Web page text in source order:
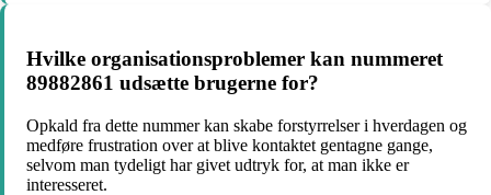
Hvilke organisationsproblemer kan nummeret
89882861 udsætte brugerne for?
Opkald fra dette nummer kan skabe forstyrrelser i hverdagen og
medføre frustration over at blive kontaktet gentagne gange,
selvom man tydeligt har givet udtryk for, at man ikke er
interesseret.